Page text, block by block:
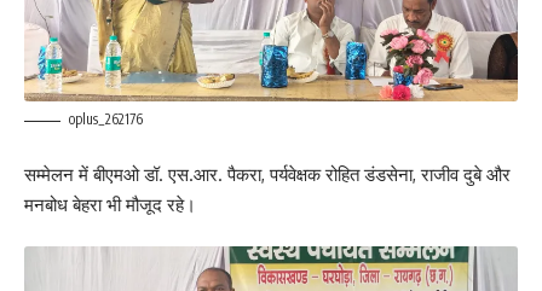
oplus_262176
सम्मेलन में बीएमओ डॉ. एस.आर. पैकरा, पर्यवेक्षक रोहित डंडसेना, राजीव दुबे और
मनबोध बेहरा भी मौजूद रहे।